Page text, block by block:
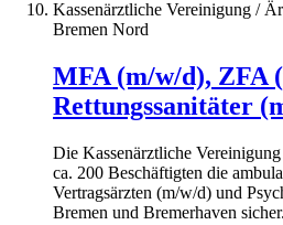
Kassenärztliche Vereinigung /
Bremen Nord
MFA (m/w/d), ZFA
Rettungssanitäter
Die Kassenärztliche
ca. 200 Beschäftigten die
Vertragsärzten (m/w/d) und
Bremen und Bremerhaven